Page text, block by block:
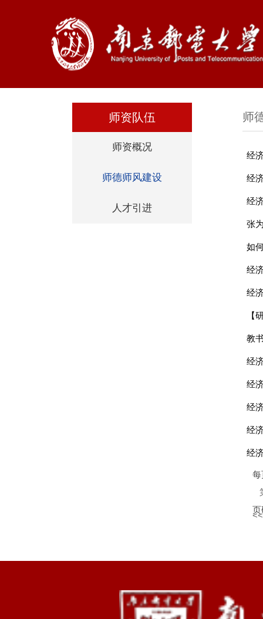
师资队伍
师资概况
师德师风建设
人才引进
师
经
经
经
经
经
经
经
经
经
经